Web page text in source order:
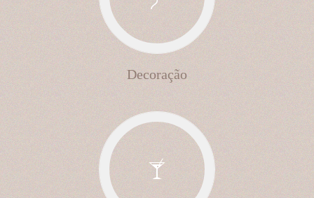
Decoração